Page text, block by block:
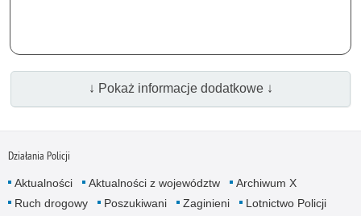
↓ Pokaż informacje dodatkowe ↓
Działania Policji
Aktualności Aktualności z województw
Archiwum X
Ruch drogowy
Poszukiwani Zaginieni
Lotnictwo Policji